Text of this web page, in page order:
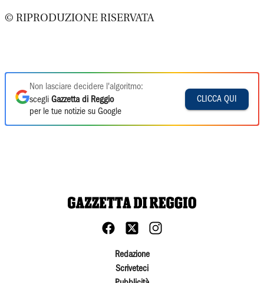
© RIPRODUZIONE RISERVATA
Non lasciare decidere l'algoritmo:
scegli Gazzetta di Reggio
per le tue notizie su Google
CLICCA QUI
Redazione
Scriveteci